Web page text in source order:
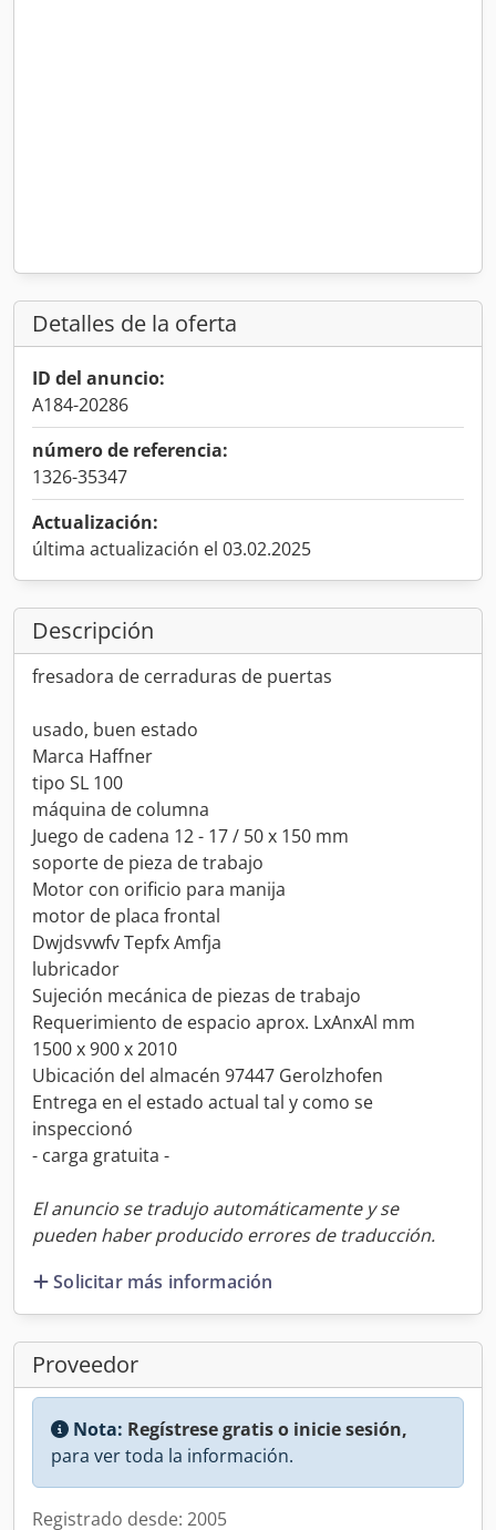
Detalles de la oferta
ID del anuncio:
A184-20286
número de referencia:
1326-35347
Actualización:
última actualización el 03.02.2025
Descripción
fresadora de cerraduras de puertas
usado, buen estado
Marca Haffner
tipo SL 100
máquina de columna
Juego de cadena 12 - 17 / 50 x 150 mm
soporte de pieza de trabajo
Motor con orificio para manija
motor de placa frontal
Dwjdsvwfv Tepfx Amfja
lubricador
Sujeción mecánica de piezas de trabajo
Requerimiento de espacio aprox. LxAnxAl mm
1500 x 900 x 2010
Ubicación del almacén 97447 Gerolzhofen
Entrega en el estado actual tal y como se
inspeccionó
- carga gratuita -
El anuncio se tradujo automáticamente y se
pueden haber producido errores de traducción.
Solicitar más información
Proveedor
Nota: Regístrese gratis o inicie sesión,
para ver toda la información.
Registrado desde: 2005